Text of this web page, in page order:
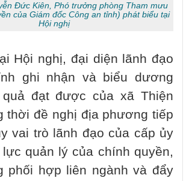
Đức Kiên, Phó trưởng phòng Tham mưu
của Giám đốc Công an tỉnh) phát biểu tại
Hội nghị
Hội nghị, đại diện lãnh đạo
ghi nhận và biểu dương
đạt được của xã Thiện
thời đề nghị địa phương tiếp
vai trò lãnh đạo của cấp ủy
quản lý của chính quyền,
phối hợp liên ngành và đẩy